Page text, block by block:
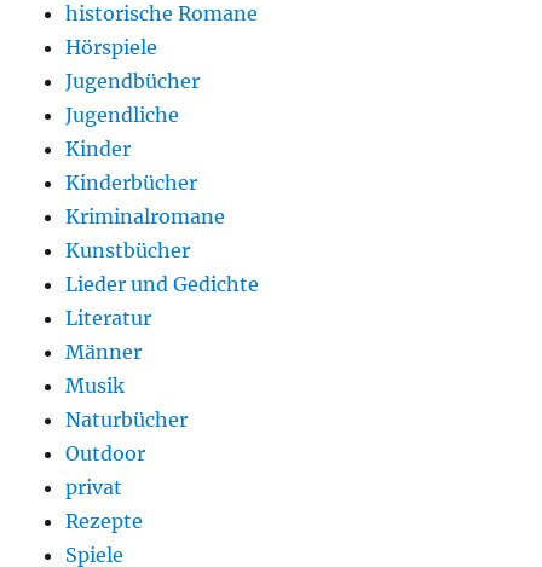
historische Romane
Hörspiele
Jugendbücher
Jugendliche
Kinder
Kinderbücher
Kriminalromane
Kunstbücher
Lieder und Gedichte
Literatur
Männer
Musik
Naturbücher
Outdoor
privat
Rezepte
Spiele